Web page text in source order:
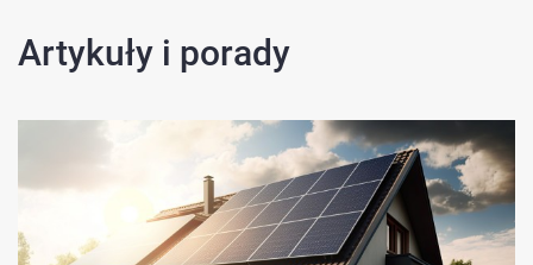
Artykuły i porady